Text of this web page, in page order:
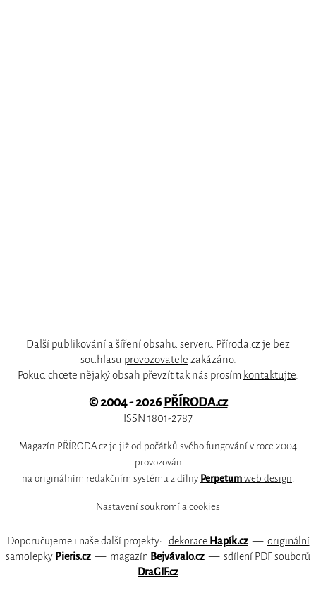
Další publikování a šíření obsahu serveru Příroda.cz je bez
souhlasu provozovatele zakázáno.
Pokud chcete nějaký obsah převzít tak nás prosím kontaktujte.
© 2004 - 2026PŘÍRODA.cz
ISSN 1801-2787
Magazín PŘÍRODA.cz je již od počátků svého fungování v roce 2004
provozován
na originálním redakčním systému z dílny Perpetum web design
Nastavení soukromí a cookies
Doporučujeme i naše další projekty: dekorace Hapík.cz— originální
samolepky Pieris.cz — magazín Bejvávalo.cz — sdílení PDF souborů
DraGIF.cz